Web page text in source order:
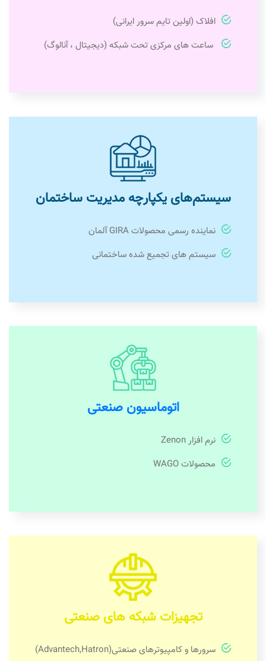
افلاک (اولین تایم سرور ایرانی)
ساعت های مرکزی تحت شبکه (دیجیتال ، آنالوگ)
سیستم‌های یکپارچه مدیریت ساختمان
نماینده رسمی محصولات GIRA آلمان
سیستم های تجمیع شده ساختمانی
اتوماسیون صنعتی
نرم افزار Zenon
محصولات WAGO
تجهیزات شبکه های صنعتی
سرورها و کامپیوترهای صنعتی(Advantech,Hatron)